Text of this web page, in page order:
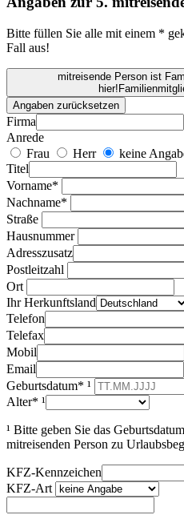
Bitte füllen Sie alle mit einem *
Fall aus!
mitreisende Person ist
hier!
Angaben zurücksetzen
Firma
Anrede
Frau
Herr
keine
Titel
Vorname*
Nachname*
Straße
Hausnummer
Adresszusatz
Postleitzahl
Ort
Ihr Herkunftsland
Telefon
Telefax
Mobil
Email
Geburtsdatum* ¹
Alter* ¹
¹ Bitte geben Sie das
mitreisenden Person zu
KFZ-Kennzeichen
KFZ-Art